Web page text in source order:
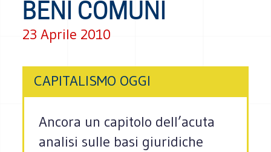
BENI COMUNI
23 Aprile 2010
CAPITALISMO OGGI
Ancora un capitolo dell’acuta
analisi sulle basi giuridiche